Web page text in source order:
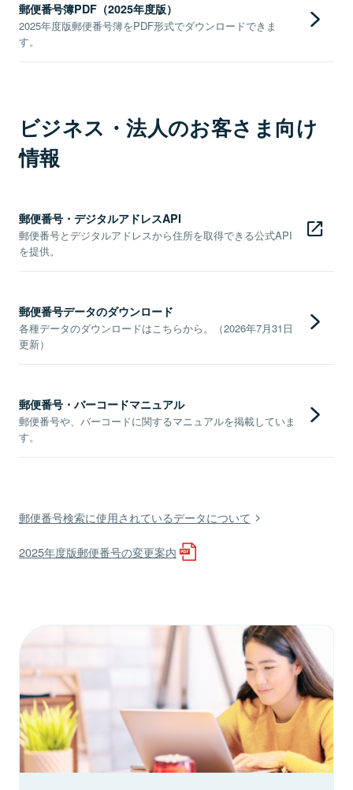
郵便番号簿PDF（2025年度版）
2025年度版郵便番号簿をPDF形式でダウンロードできま
す。
ビジネス・法人のお客さま向け
情報
郵便番号・デジタルアドレスAPI
郵便番号とデジタルアドレスから住所を取得できる公式API
を提供。
郵便番号データのダウンロード
各種データのダウンロードはこちらから。（2026年7月31日
更新）
郵便番号・バーコードマニュアル
郵便番号や、バーコードに関するマニュアルを掲載していま
す。
郵便番号検索に使用されているデータについて
2025年度版郵便番号の変更案内